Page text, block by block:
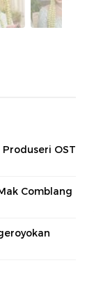
OST
Comblang